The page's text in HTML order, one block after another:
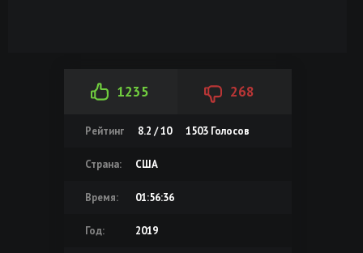
1235 268
Рейтинг 8.2 / 10 1503Голосов
Страна: США
Время: 01:56:36
Год: 2019